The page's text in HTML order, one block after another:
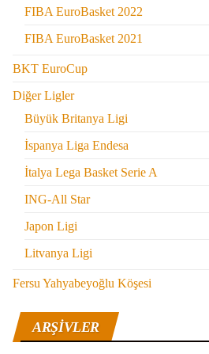
FIBA EuroBasket 2022
FIBA EuroBasket 2021
BKT EuroCup
Diğer Ligler
Büyük Britanya Ligi
İspanya Liga Endesa
İtalya Lega Basket Serie A
ING-All Star
Japon Ligi
Litvanya Ligi
Fersu Yahyabeyoğlu Köşesi
ARŞIVLER